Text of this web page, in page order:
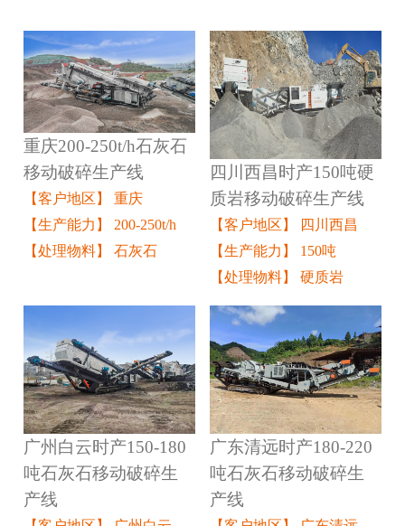
重庆200-250t/h石灰石
移动破碎生产线
【客户地区】 重庆
【生产能力】 200-250t/h
【处理物料】 石灰石
四川西昌时产150吨硬
质岩移动破碎生产线
【客户地区】 四川西昌
【生产能力】 150吨
【处理物料】 硬质岩
广州白云时产150-180
吨石灰石移动破碎生
产线
广东清远时产180-220
吨石灰石移动破碎生
产线